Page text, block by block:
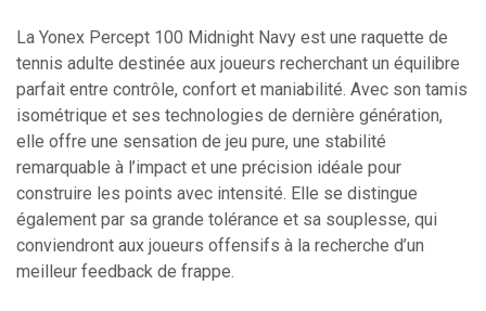
La Yonex Percept 100 Midnight Navy est une raquette de
tennis adulte destinée aux joueurs recherchant un équilibre
parfait entre contrôle, confort et maniabilité. Avec son tamis
isométrique et ses technologies de dernière génération,
elle offre une sensation de jeu pure, une stabilité
remarquable à l’impact et une précision idéale pour
construire les points avec intensité. Elle se distingue
également par sa grande tolérance et sa souplesse, qui
conviendront aux joueurs offensifs à la recherche d’un
meilleur feedback de frappe.